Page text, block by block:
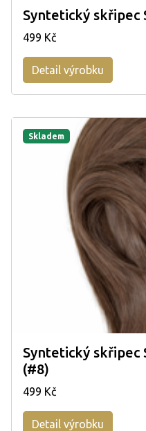
Syntetický skřipec
499 Kč
Detail výrobku
Skladem
Syntetický skřipec
(#8)
499 Kč
Detail výrobku